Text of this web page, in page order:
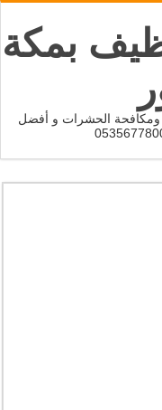
بمكة
الحشرات و أفضل